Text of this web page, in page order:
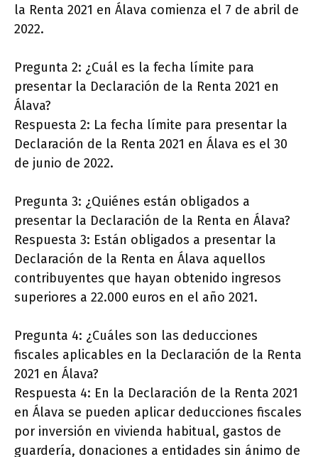
la Renta 2021 en Álava comienza el 7 de abril de
2022.
Pregunta 2: ¿Cuál es la fecha límite para
presentar la Declaración de la Renta 2021 en
Álava?
Respuesta 2: La fecha límite para presentar la
Declaración de la Renta 2021 en Álava es el 30
de junio de 2022.
Pregunta 3: ¿Quiénes están obligados a
presentar la Declaración de la Renta en Álava?
Respuesta 3: Están obligados a presentar la
Declaración de la Renta en Álava aquellos
contribuyentes que hayan obtenido ingresos
superiores a 22.000 euros en el año 2021.
Pregunta 4: ¿Cuáles son las deducciones
fiscales aplicables en la Declaración de la Renta
2021 en Álava?
Respuesta 4: En la Declaración de la Renta 2021
en Álava se pueden aplicar deducciones fiscales
por inversión en vivienda habitual, gastos de
guardería, donaciones a entidades sin ánimo de